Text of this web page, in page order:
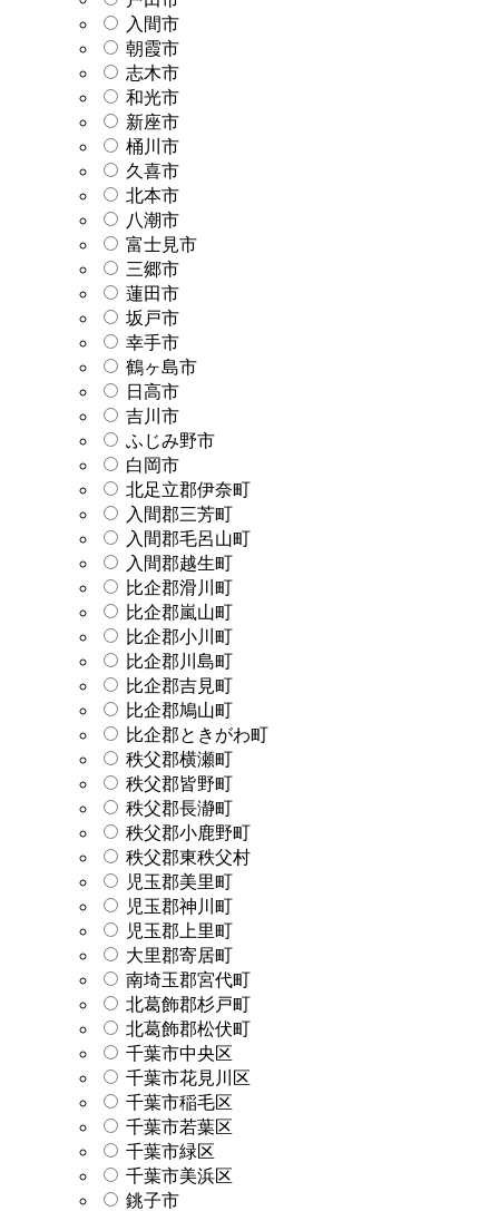
入間市
朝霞市
志木市
和光市
新座市
桶川市
久喜市
北本市
八潮市
富士見市
三郷市
蓮田市
坂戸市
幸手市
鶴ヶ島市
日高市
吉川市
ふじみ野市
白岡市
北足立郡伊奈町
入間郡三芳町
入間郡毛呂山町
入間郡越生町
比企郡滑川町
比企郡嵐山町
比企郡小川町
比企郡川島町
比企郡吉見町
比企郡鳩山町
比企郡ときがわ町
秩父郡横瀬町
秩父郡皆野町
秩父郡長瀞町
秩父郡小鹿野町
秩父郡東秩父村
児玉郡美里町
児玉郡神川町
児玉郡上里町
大里郡寄居町
南埼玉郡宮代町
北葛飾郡杉戸町
北葛飾郡松伏町
千葉市中央区
千葉市花見川区
千葉市稲毛区
千葉市若葉区
千葉市緑区
千葉市美浜区
銚子市